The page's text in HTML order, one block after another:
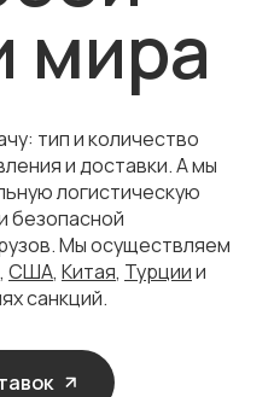
мира
тип и количество
и доставки. А мы
логистическую
безопасной
Мы осуществляем
, США, Китая, Турциии
санкций.